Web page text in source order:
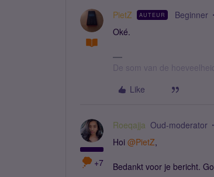
PietZ AUTEUR Beginner
Oké.
De som van de
Like
+7
Roeqajja Oud-moderator
Hoi @PietZ,
Bedankt voor je bericht.